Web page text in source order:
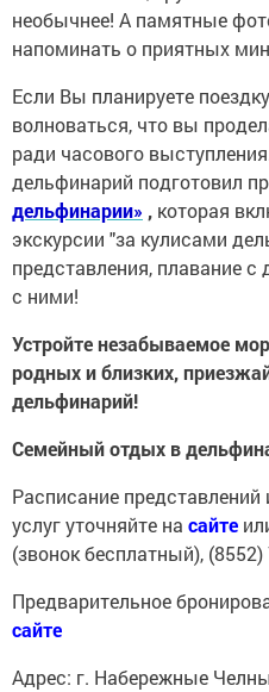
необычнее! А памятные
напоминать о приятных
Если Вы планируете
волноваться, что вы
ради часового
дельфинарий подготовил
дельфинарии» , которая
экскурсии "за кулисами
представления, плавание
с ними!
Устройте незабываемое
родных и близких,
дельфинарий!
Семейный отдых в
Расписание
услуг уточняйте на сайте
(звонок бесплатный), (8552)
Предварительное
сайте
Адрес: г. Набережные